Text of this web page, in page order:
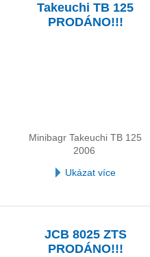
Takeuchi TB 125
PRODÁNO!!!
Minibagr Takeuchi TB 125
2006
Ukázat více
JCB 8025 ZTS
PRODÁNO!!!